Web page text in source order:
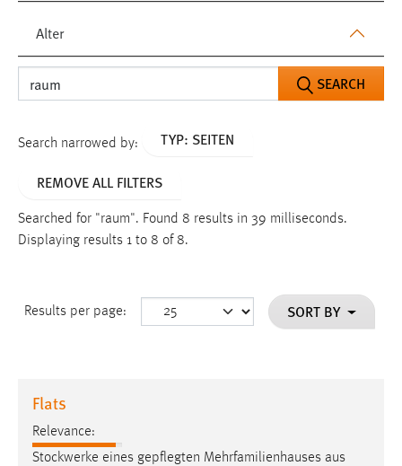
Alter
SEARCH
Search narrowed by: TYP: SEITEN
REMOVE ALL FILTERS
Searched for "raum". Found 8 results in 39 milliseconds.
Displaying results 1 to 8 of 8.
Results per page: SORT BY
Flats
Relevance:
Stockwerke eines gepflegten Mehrfamilienhauses aus